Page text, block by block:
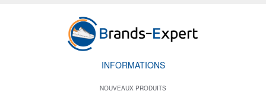
INFORMATIONS
NOUVEAUX PRODUITS